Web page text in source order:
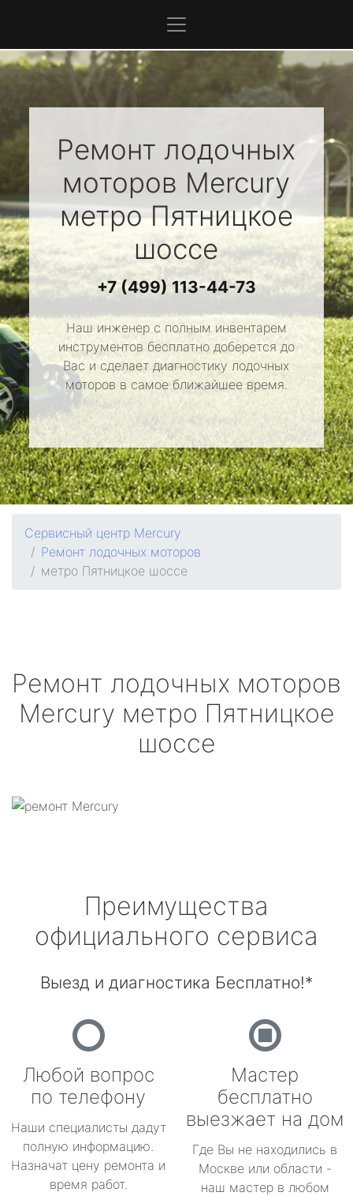
Ремонт лодочных
моторов Mercury
метро Пятницкое
шоссе
+7 (499) 113-44-73
Наш инженер с полным инвентарем
инструментов бесплатно доберется до
Вас и сделает диагностику лодочных
моторов в самое ближайшее время.
Сервисный центр Mercury
Ремонт лодочных моторов
метро Пятницкое шоссе
Ремонт лодочных моторов
Mercury метро Пятницкое
шоссе
Преимущества
официального сервиса
Выезд и диагностика Бесплатно!*
Любой вопрос
по телефону
Наши специалисты дадут
полную информацию.
Назначат цену ремонта и
время работ.
Мастер
бесплатно
выезжает на дом
Где Вы не находились в
Москве или области -
наш мастер в любом